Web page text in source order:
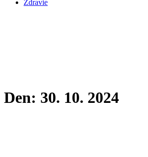
Zdravie
Den: 30. 10. 2024